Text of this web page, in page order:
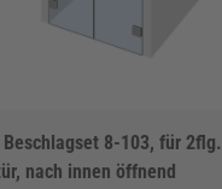
8-103, für 2flg.
nach innen öffnend